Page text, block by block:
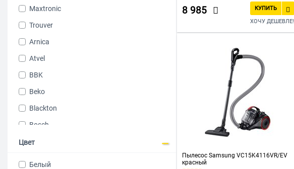
Maxtronic
Trouver
Arnica
Atvel
BBK
Beko
Blackton
Bosch
BQ
Цвет
Белый
8 985
КУПИТЬ
ХОЧУ ДЕШЕВЛЕ!
Пылесос Samsung VC15K4116VR/EV
красный